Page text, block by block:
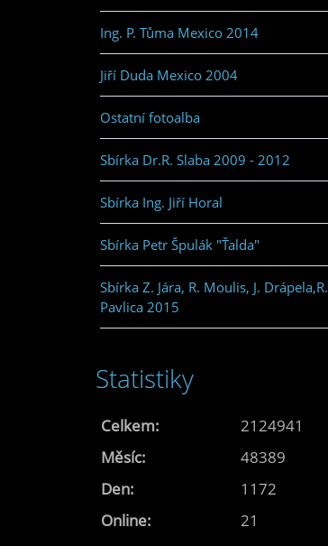
Ing. P. Tůma Mexico 2014
Jiří Duda Mexico 2004
Ostatní fotoalba
Sbírka Dr.R. Slaba 2009 - 2012
Sbírka Ing. Jiří Horal
Sbírka Petr Špulák "Ťalda"
Sbírka Z. Jára, R. Moulis, J. Drápela,R.
Pavlica 2015
Statistiky
Online: 21
Celkem:
2124941
Měsíc:
48389
Den:
1172